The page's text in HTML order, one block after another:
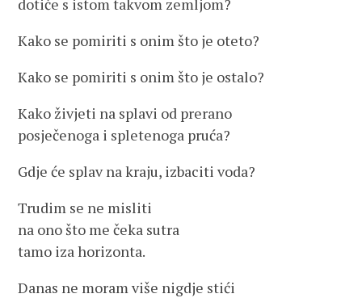
dotiče s istom takvom zemljom?
Kako se pomiriti s onim što je oteto?
Kako se pomiriti s onim što je ostalo?
Kako živjeti na splavi od prerano
posječenoga i spletenoga pruća?
Gdje će splav na kraju, izbaciti voda?
Trudim se ne misliti
na ono što me čeka sutra
tamo iza horizonta.
Danas ne moram više nigdje stići